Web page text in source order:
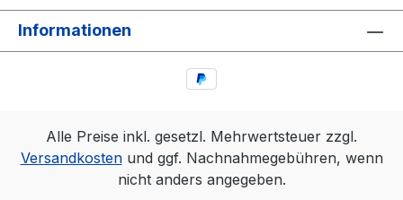
Informationen
Alle Preise inkl. gesetzl. Mehrwertsteuer zzgl.
Versandkostenund ggf. Nachnahmegebühren, wenn
nicht anders angegeben.